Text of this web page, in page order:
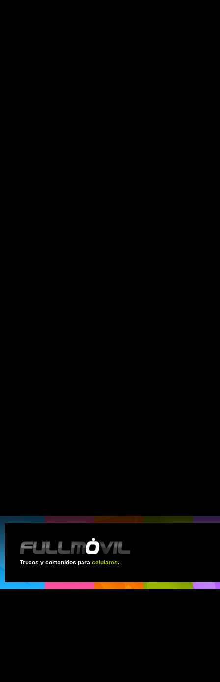
Trucos y contenidos para celulares.